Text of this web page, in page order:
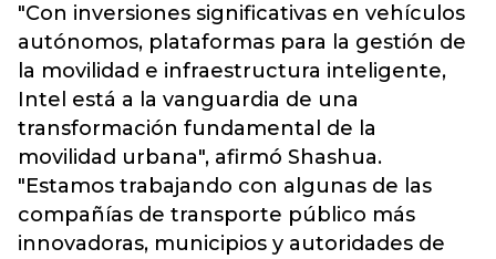
"Con inversiones significativas en vehículos
autónomos, plataformas para la gestión de
la movilidad e infraestructura inteligente,
Intel está a la vanguardia de una
transformación fundamental de la
movilidad urbana", afirmó Shashua.
"Estamos trabajando con algunas de las
compañías de transporte público más
innovadoras, municipios y autoridades de